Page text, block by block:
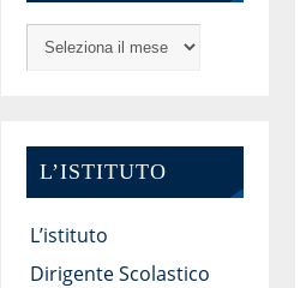
L’ISTITUTO
L’istituto
Dirigente Scolastico